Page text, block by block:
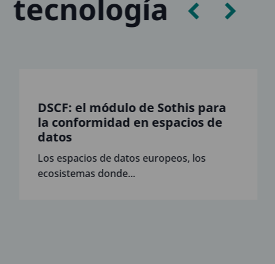
tecnología
DSCF: el módulo de Sothis para
la conformidad en espacios de
datos
Los espacios de datos europeos, los
ecosistemas donde...